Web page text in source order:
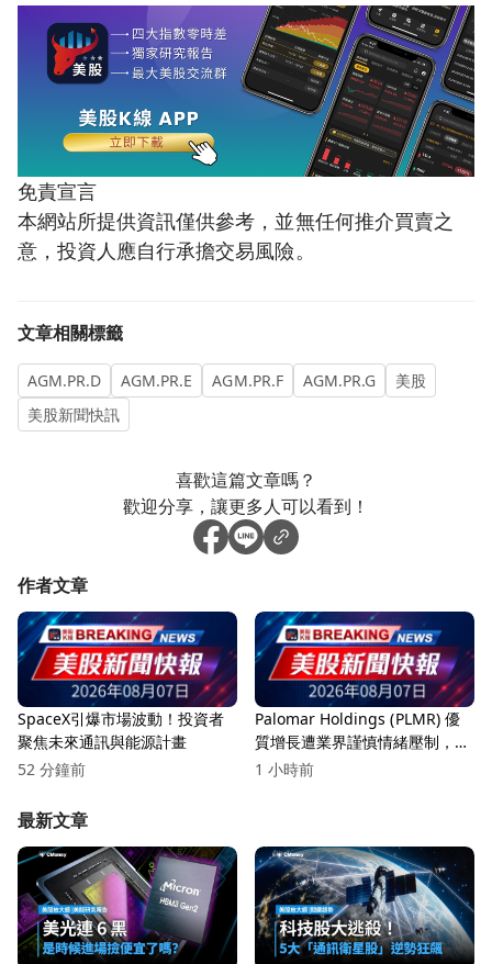
免責宣言
本網站所提供資訊僅供參考，並無任何推介買賣之
意，投資人應自行承擔交易風險。
文章相關標籤
AGM.PR.D AGM.PR.E AGM.PR.F AGM.PR.G
美股
美股新聞快訊
喜歡這篇文章嗎？
歡迎分享，讓更多人可以看到！
作者文章
SpaceX引爆市場波動！投資者
聚焦未來通訊與能源計畫
52 分鐘前
Palomar Holdings (PLMR) 優
質增長遭業界謹慎情緒壓制，投
資者該如何反應？
1 小時前
最新文章